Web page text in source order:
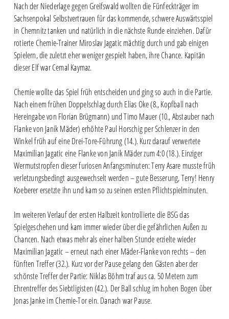
Nach der Niederlage gegen Greifswald wollten die Fünfeckträger im
Sachsenpokal Selbstvertrauen für das kommende, schwere Auswärtsspiel
in Chemnitz tanken und natürlich in die nächste Runde einziehen. Dafür
rotierte Chemie-Trainer Miroslav Jagatic mächtig durch und gab einigen
Spielern, die zuletzt eher weniger gespielt haben, ihre Chance. Kapitän
dieser Elf war Cemal Kaymaz.
Chemie wollte das Spiel früh entscheiden und ging so auch in die Partie.
Nach einem frühen Doppelschlag durch Elias Oke (8., Kopfball nach
Hereingabe von Florian Brügmann) und Timo Mauer (10., Abstauber nach
Flanke von Janik Mäder) erhöhte Paul Horschig per Schlenzer in den
Winkel früh auf eine Drei-Tore-Führung (14.). Kurz darauf verwertete
Maximilian Jagatic eine Flanke von Janik Mäder zum 4:0 (18.). Einziger
Wermutstropfen dieser furiosen Anfangsminuten: Terry Asare musste früh
verletzungsbedingt ausgewechselt werden – gute Besserung, Terry! Henry
Koeberer ersetzte ihn und kam so zu seinen ersten Pflichtspielminuten.
Im weiteren Verlauf der ersten Halbzeit kontrollierte die BSG das
Spielgeschehen und kam immer wieder über die gefährlichen Außen zu
Chancen. Nach etwas mehr als einer halben Stunde erzielte wieder
Maximilian Jagatic – erneut nach einer Mäder-Flanke von rechts – den
fünften Treffer (32.). Kurz vor der Pause gelang den Gästen aber der
schönste Treffer der Partie: Niklas Böhm traf aus ca. 50 Metern zum
Ehrentreffer des Siebtligisten (42.). Der Ball schlug im hohen Bogen über
Jonas Janke im Chemie-Tor ein. Danach war Pause.